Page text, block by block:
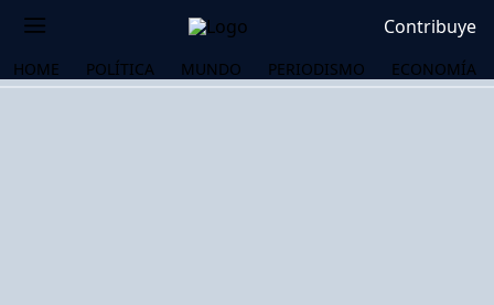
Contribuye
HOME POLÍTICA MUNDO PERIODISMO ECONOMÍA